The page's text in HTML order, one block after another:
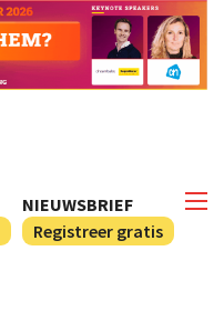
NIEUWSBRIEF
Registreer gratis